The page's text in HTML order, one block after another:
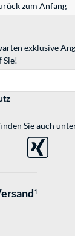
zum Anfang
exklusive
Sie!
Sie auch
1